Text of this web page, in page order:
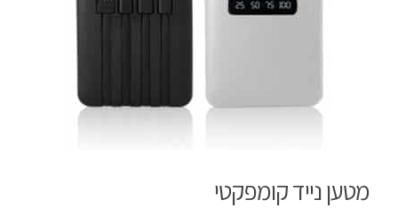
מטען נייד קומפקטי